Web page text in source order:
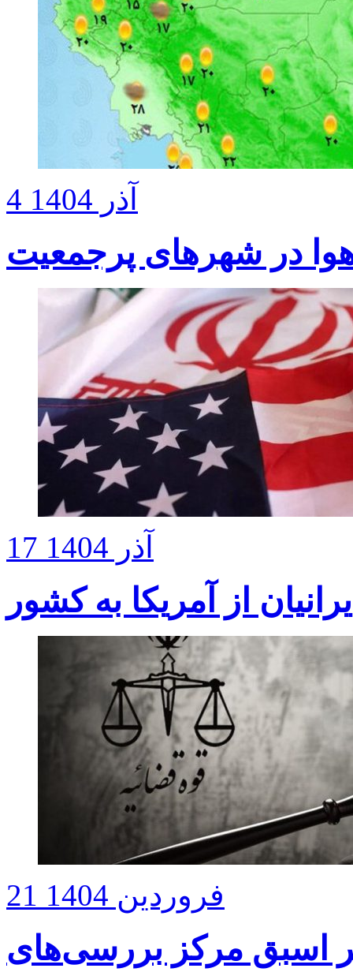
4 آذر 1404
هوا در شهرهای پرجمعیت
17 آذر 1404
از آمریکا به کشور
21 فروردین 1404
اسبق مرکز بررسی‌های